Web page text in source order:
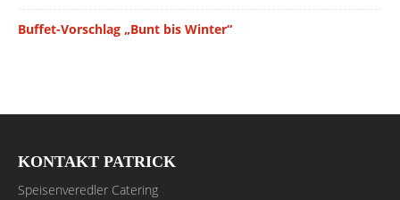
Buffet-Vorschlag „Bunt bis Winter“
KONTAKT PATRICK
Speisenveredler Catering